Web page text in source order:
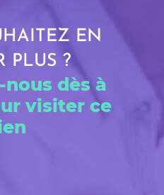
EN
PLUS ?
dès à
visiter ce